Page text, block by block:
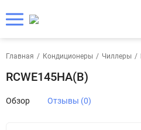
Главная / Кондиционеры / Чиллеры /
RCWE145HA(B)
Обзор Отзывы (0)